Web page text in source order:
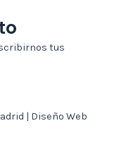
tus
| Diseño Web